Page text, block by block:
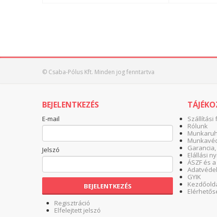
© Csaba-Pólus Kft. Minden jog fenntartva
BEJELENTKEZÉS
E-mail
Jelszó
BEJELENTKEZÉS
Regisztráció
Elfelejtett jelszó
Szállítási
Rólunk
Elállási
ÁSZF és
GYIK